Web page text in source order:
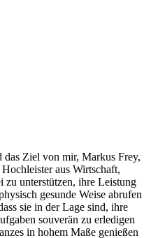
Ziel von mir, Markus Frey,
aus Wirtschaft,
zu unterstützen, ihre Leistung
gesunde Weise abrufen
sie in der Lage sind, ihre
souverän zu erledigen
in hohem Maße genießen